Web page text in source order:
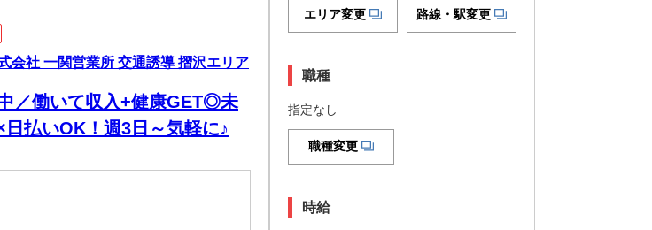
会社 一関営業所 交通誘導 摺沢エリア
／働いて収入+健康GET◎未
払いOK！週3日～気軽に♪
エリア変更 路線・駅変更
職種
指定なし
職種変更
時給